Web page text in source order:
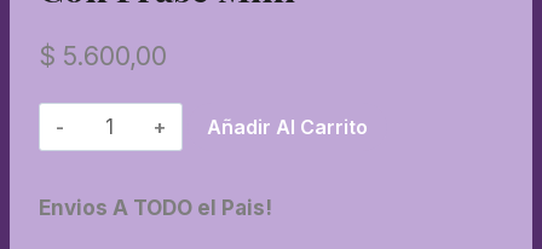
$ 5.600,00
88-
Porta
torre
Añadir Al Carrito
Envios A TODO el Pais!